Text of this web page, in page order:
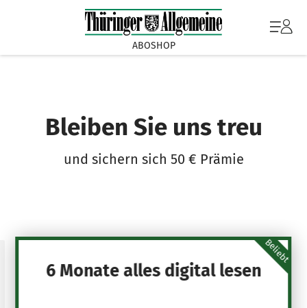
ABOSHOP
Bleiben Sie uns treu
und sichern sich 50 € Prämie
Beliebt
6 Monate alles digital lesen